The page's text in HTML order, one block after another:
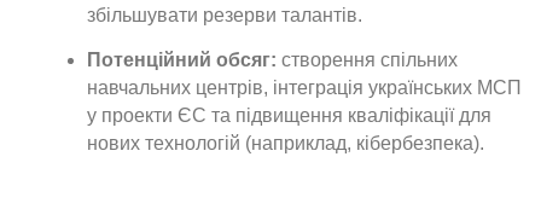
збільшувати резерви талантів.
Потенційний обсяг: створення спільних
навчальних центрів, інтеграція українських МСП
у проекти ЄС та підвищення кваліфікації для
нових технологій (наприклад, кібербезпека).